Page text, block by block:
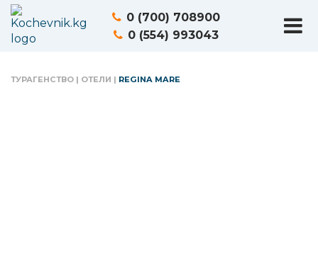
0 (700) 708900
0 (554) 993043
ТУРАГЕНСТВО | ОТЕЛИ | REGINA MARE